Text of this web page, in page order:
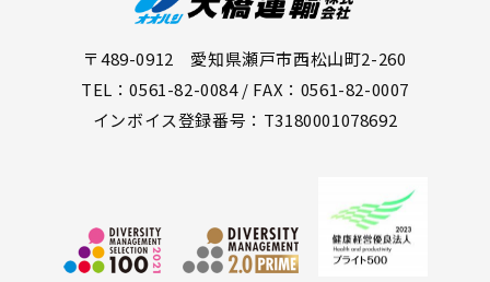
〒489-0912 愛知県瀬戸市西松山町2-260
TEL：0561-82-0084 / FAX：0561-82-0007
インボイス登録番号：T3180001078692